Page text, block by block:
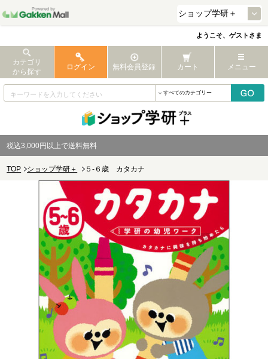
ようこそ、ゲストさま
カテゴリ
から探す
ログイン 無料会員登録 カート メニュー
税込3,000円以上で送料無料
TOP ショップ学研＋ ５-６歳 カタカナ